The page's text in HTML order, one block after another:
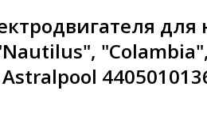
для
"Colambia",